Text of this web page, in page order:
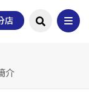
店
介